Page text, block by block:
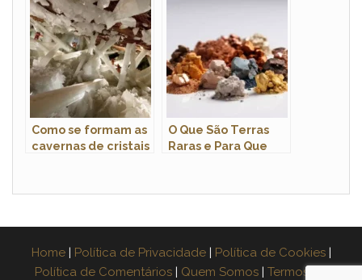
verdes e saudáveis
Como se formam as
cavernas de cristais
O Que São Terras
Raras e Para Que
Home | Política de Privacidade | Política de Cookies |
Política de Comentários | Quem Somos | Termos de